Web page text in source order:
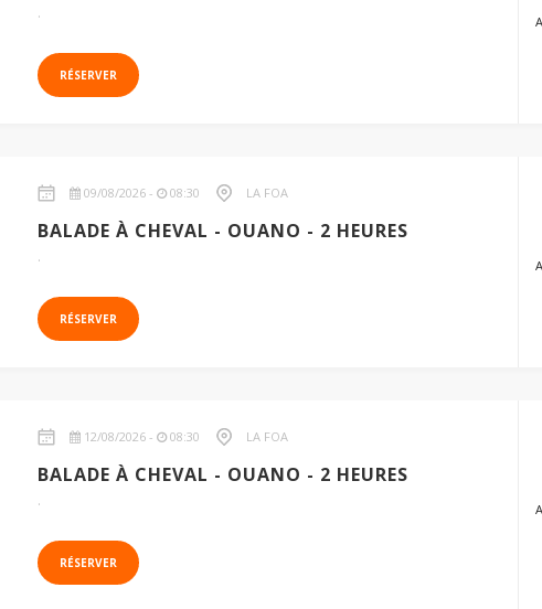
.
RÉSERVER
09/08/2026 - 08:30 LA FOA
BALADE À CHEVAL - OUANO - 2 HEURES
.
RÉSERVER
12/08/2026 - 08:30 LA FOA
BALADE À CHEVAL - OUANO - 2 HEURES
.
RÉSERVER